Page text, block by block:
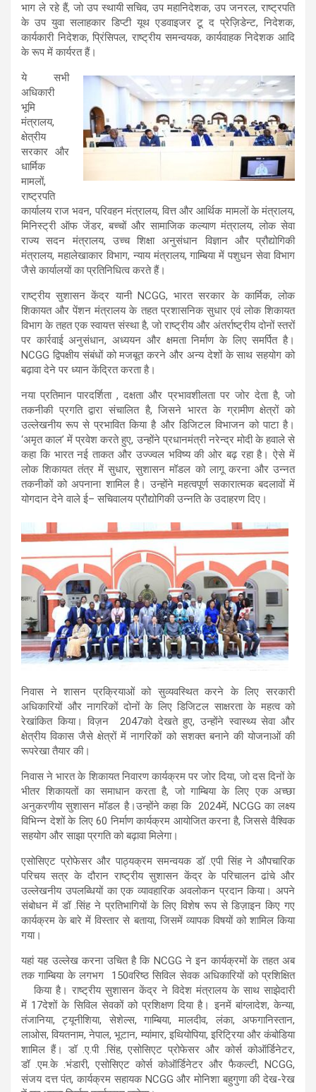
भाग ले रहे हैं, जो उप स्थायी सचिव, उप महानिदेशक, उप जनरल, राष्ट्रपति
के उप युवा सलाहकार डिप्टी यूथ एडवाइजर टू द प्रेज़िडेन्ट, निदेशक,
कार्यकारी निदेशक, प्रिंसिपल, राष्ट्रीय समन्वयक, कार्यवाहक निदेशक आदि
के रूप में कार्यरत हैं।
ये सभी
अधिकारी
भूमि
मंत्रालय,
क्षेत्रीय
सरकार और
धार्मिक
मामलों,
राष्ट्रपति
कार्यालय राज भवन, परिवहन मंत्रालय, वित्त और आर्थिक मामलों के मंत्रालय,
मिनिस्ट्री ऑफ जेंडर, बच्चों और सामाजिक कल्याण मंत्रालय, लोक सेवा
राज्य सदन मंत्रालय, उच्च शिक्षा अनुसंधान विज्ञान और प्रौद्योगिकी
मंत्रालय, महालेखाकार विभाग, न्याय मंत्रालय, गाम्बिया में पशुधन सेवा विभाग
जैसे कार्यालयों का प्रतिनिधित्व करते हैं।
राष्ट्रीय सुशासन केंद्र यानी NCGG, भारत सरकार के कार्मिक, लोक
शिकायत और पेंशन मंत्रालय के तहत प्रशासनिक सुधार एवं लोक शिकायत
विभाग के तहत एक स्वायत्त संस्था है, जो राष्ट्रीय और अंतर्राष्ट्रीय दोनों स्तरों
पर कार्रवाई अनुसंधान, अध्ययन और क्षमता निर्माण के लिए समर्पित है।
NCGG द्विपक्षीय संबंधों को मजबूत करने और अन्य देशों के साथ सहयोग को
बढ़ावा देने पर ध्यान केंद्रित करता है।
नया प्रतिमान पारदर्शिता, दक्षता और प्रभावशीलता पर जोर देता है, जो
तकनीकी प्रगति द्वारा संचालित है, जिसने भारत के ग्रामीण क्षेत्रों को
उल्लेखनीय रूप से प्रभावित किया है और डिजिटल विभाजन को पाटा है।
‘अमृत काल’ में प्रवेश करते हुए, उन्होंने प्रधानमंत्री नरेन्द्र मोदी के हवाले से
कहा कि भारत नई ताकत और उज्ज्वल भविष्य की ओर बढ़ रहा है। ऐसे में
लोक शिकायत तंत्र में सुधार, सुशासन मॉडल को लागू करना और उन्नत
तकनीकों को अपनाना शामिल है। उन्होंने महत्वपूर्ण सकारात्मक बदलावों में
योगदान देने वाले ई– सचिवालय प्रौद्योगिकी उन्नति के उदाहरण दिए।
निवास ने शासन प्रक्रियाओं को सुव्यवस्थित करने के लिए सरकारी
अधिकारियों और नागरिकों दोनों के लिए डिजिटल साक्षरता के महत्व को
रेखांकित किया। विज़न
2047को देखते हुए, उन्होंने स्वास्थ्य सेवा और
क्षेत्रीय विकास जैसे क्षेत्रों में नागरिकों को सशक्त बनाने की योजनाओं की
रूपरेखा तैयार की।
निवास ने भारत के शिकायत निवारण कार्यक्रम पर जोर दिया, जो दस दिनों के
भीतर शिकायतों का समाधान करता है, जो गाम्बिया के लिए एक अच्छा
अनुकरणीय सुशासन मॉडल है।उन्होंने कहा कि 2024में, NCGG का लक्ष्य
विभिन्न देशों के लिए 60 निर्माण कार्यक्रम आयोजित करना है, जिससे वैश्विक
सहयोग और साझा प्रगति को बढ़ावा मिलेगा।
एसोसिएट प्रोफेसर और पाठ्यक्रम समन्वयक डॉ.एपी सिंहने औपचारिक
परिचय सत्र के दौरान राष्ट्रीय सुशासन केंद्र के परिचालन ढांचे और
उल्लेखनीय उपलब्धियों का एक व्यावहारिक अवलोकन प्रदान किया। अपने
संबोधन में डॉ.सिंह ने प्रतिभागियों के लिए विशेष रूप से डिज़ाइन किए गए
कार्यक्रम के बारे में विस्तार से बताया, जिसमें व्यापक विषयों को शामिल किया
गया।
यहां यह उल्लेख करना उचित है कि NCGG ने इन कार्यक्रमों के तहत अब
तक गाम्बिया के लगभग
150वरिष्ठ सिविल सेवक अधिकारियों को प्रशिक्षित
किया है। राष्ट्रीय सुशासन केंद्र ने विदेश मंत्रालय के साथ साझेदारी
में 17देशों के सिविल सेवकों को प्रशिक्षण दिया है। इनमें बांग्लादेश, केन्या,
तंजानिया, ट्यूनीशिया, सेशेल्स, गाम्बिया, मालदीव, लंका, अफगानिस्तान,
लाओस, वियतनाम, नेपाल, भूटान, म्यांमार, इथियोपिया, इरिट्रिया और कंबोडिया
शामिल हैं। डॉ.ए.पी.सिंह, एसोसिएट प्रोफेसर और कोर्स कोऑर्डिनेटर,
डॉ.एम.के. भंडारी, एसोसिएट कोर्स कोऑर्डिनेटर और फैकल्टी, NCGG,
संजय दत्त पंत, कार्यक्रम सहायक NCGG और मोनिशा बहुगुणा की देख-रेख